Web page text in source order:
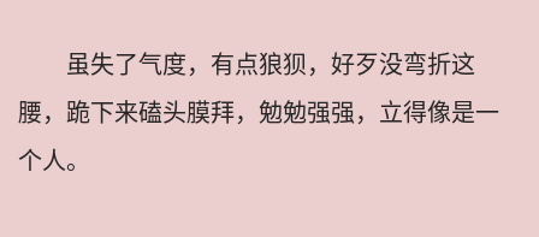
虽失了气度，有点狼狈，好歹没弯折这
腰，跪下来磕头膜拜，勉勉强强，立得像是一
个人。